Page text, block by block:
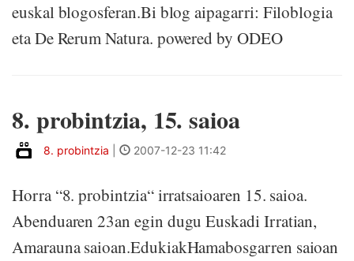
euskal blogosferan.Bi blog aipagarri: Filoblogia
eta De Rerum Natura. powered by ODEO
8. probintzia, 15. saioa
8. probintzia 2007-12-23 11:42
Horra “8. probintzia“ irratsaioaren 15. saioa.
Abenduaren 23an egin dugu Euskadi Irratian,
Amarauna saioan.EdukiakHamabosgarren saioan